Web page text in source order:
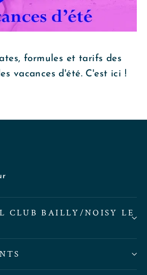
formules et tarifs des
vacances d'été. C'est ici !
CLUB BAILLY/NOISY LE